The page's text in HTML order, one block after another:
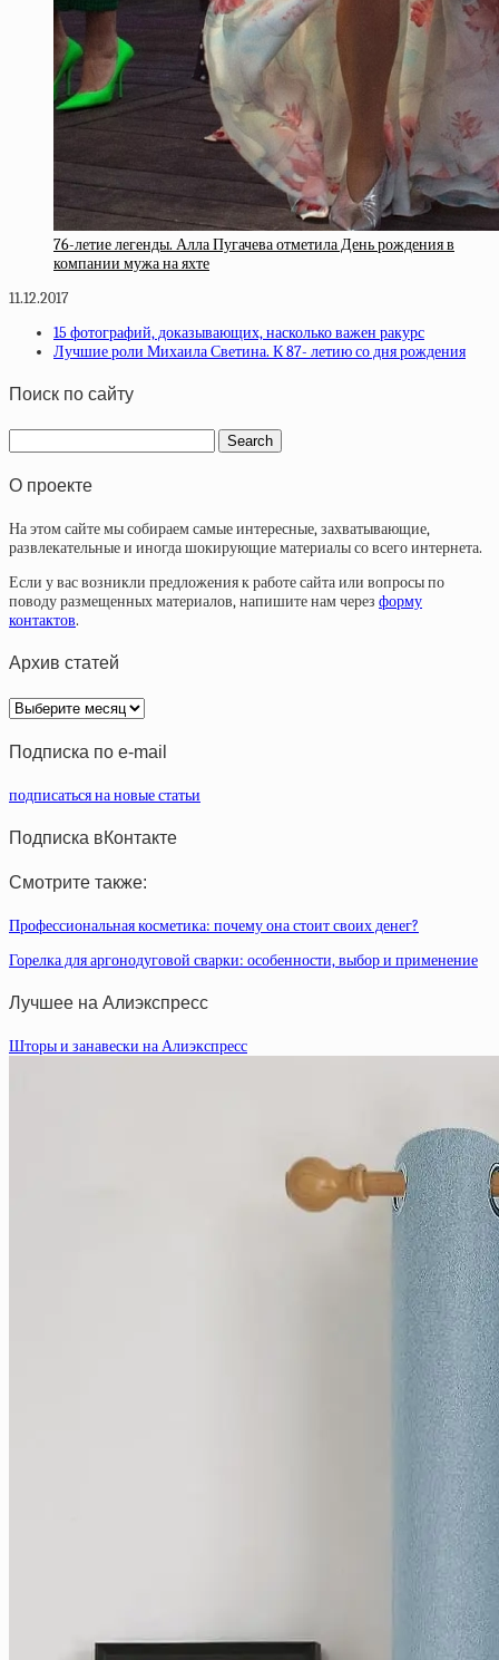
76-летие легенды. Алла Пугачева отметила День рождения в
компании мужа на яхте
11.12.2017
15 фотографий, доказывающих, насколько важен ракурс
Лучшие роли Михаила Светина. К 87- летию со дня рождения
Поиск по сайту
О проекте
На этом сайте мы собираем самые интересные, захватывающие,
развлекательные и иногда шокирующие материалы со всего интернета.
Если у вас возникли предложения к работе сайта или вопросы по
поводу размещенных материалов, напишите нам через форму
контактов.
Архив статей
Архив
статей
Подписка по e-mail
подписаться на новые статьи
Подписка вКонтакте
Смотрите также:
Профессиональная косметика: почему она стоит своих денег?
Горелка для аргонодуговой сварки: особенности, выбор и применение
Лучшее на Алиэкспресс
Шторы и занавески на Алиэкспресс